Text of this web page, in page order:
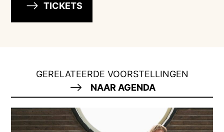
TICKETS
GERELATEERDE VOORSTELLINGEN
NAAR AGENDA